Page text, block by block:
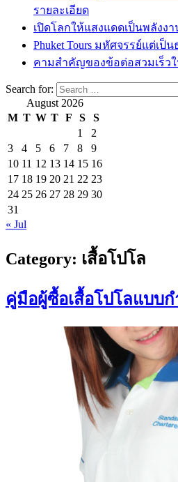
รายละเอียด
เปิดโลกให้แสงแดดเป็นพลังง
Phuket Tours มหัศจรรย์แต่เป็
คามสำคัญของข้อต่อสวมเร็ว
Search for:
August 2026
M T W T F S
S
1
2
3
4 5 6 7 8
9
10 11 12 13 14 15 16
17 18 19 20 21 22 23
24 25 26 27 28 29 30
31
« Jul
Category: เสื้อโปโล
คู่มือผู้ซื้อเสื้อโปโลแบบก